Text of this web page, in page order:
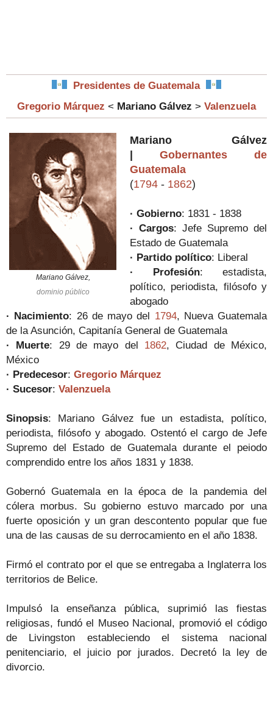
Presidentes de Guatemala
Gregorio Márquez < Mariano Gálvez > Valenzuela
Mariano Gálvez,
dominio público
Mariano Gálvez
| Gobernantes de
Guatemala
(1794- 1862)
· Gobierno: 1831 - 1838
· Cargos: Jefe Supremo del
Estado de Guatemala
· Partido político: Liberal
· Profesión: estadista,
político, periodista, filósofo y
abogado
· Nacimiento: 26 de mayo del 1794, Nueva Guatemala
de la Asunción, Capitanía General de Guatemala
· Muerte: 29 de mayo del 1862, Ciudad de México,
México
· Predecesor: Gregorio Márquez
· Sucesor: Valenzuela
Sinopsis: Mariano Gálvez fue un estadista, político,
periodista, filósofo y abogado. Ostentó el cargo de Jefe
Supremo del Estado de Guatemala durante el peiodo
comprendido entre los años 1831 y 1838.
Gobernó Guatemala en la época de la pandemia del
cólera morbus. Su gobierno estuvo marcado por una
fuerte oposición y un gran descontento popular que fue
una de las causas de su derrocamiento en el año 1838.
Firmó el contrato por el que se entregaba a Inglaterra los
territorios de Belice.
Impulsó la enseñanza pública, suprimió las fiestas
religiosas, fundó el Museo Nacional, promovió el código
de Livingston estableciendo el sistema nacional
penitenciario, el juicio por jurados. Decretó la ley de
divorcio.